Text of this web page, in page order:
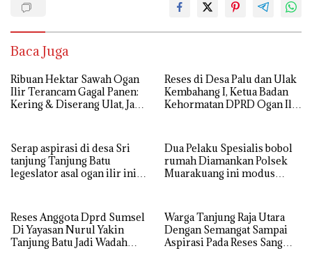
Baca Juga
Ribuan Hektar Sawah Ogan
Ilir Terancam Gagal Panen:
Kering & Diserang Ulat, Janji
Reses di Desa Palu dan Ulak
Kembahang I, Ketua Badan
Kehormatan DPRD Ogan Ilir
Serap aspirasi di desa Sri
tanjung Tanjung Batu
legeslator asal ogan ilir ini
banjir jika musim hujan
Dua Pelaku Spesialis bobol
rumah Diamankan Polsek
Muarakuang ini modus
Reses Anggota Dprd Sumsel
Di Yayasan Nurul Yakin
Tanjung Batu Jadi Wadah
Warga Tanjung Raja Utara
Dengan Semangat Sampai
Aspirasi Pada Reses Sang